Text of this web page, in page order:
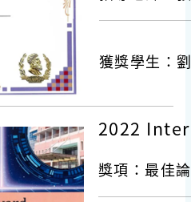
獲獎學生：
2022
獎項：最佳